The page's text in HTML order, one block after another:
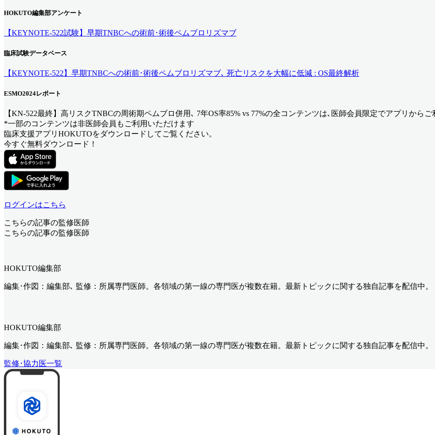
HOKUTO編集部アンケート
【KEYNOTE-522試験】早期TNBCへの術前･術後ペムブロリズマブ
臨床試験データベース
【KEYNOTE-522】早期TNBCへの術前･術後ペムブロリズマブ､ 死亡リスクを大幅に低減 : OS最終解析
ESMO2024レポート
【KN-522最終】高リスクTNBCの周術期ペムブロ併用､ 7年OS率85% vs 77%の全コンテンツは､医師会員限定でアプリからご
*一部のコンテンツは非医師会員もご利用いただけます
臨床支援アプリHOKUTOをダウンロードしてご覧ください。
今すぐ無料ダウンロード！
ログインはこちら
こちらの記事の監修医師
こちらの記事の監修医師
HOKUTO編集部
編集･作図：編集部､ 監修：所属専門医師。各領域の第一線の専門医が複数在籍。最新トピックに関する独自記事を配信中。
HOKUTO編集部
編集･作図：編集部､ 監修：所属専門医師。各領域の第一線の専門医が複数在籍。最新トピックに関する独自記事を配信中。
監修･協力医一覧